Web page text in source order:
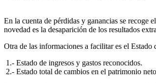
En la cuenta de pérdidas y ganancias se recoge
novedad es la desaparición de los resultados
Otra de las informaciones a facilitar es el Estado
1.- Estado de ingresos y gastos reconocidos.
2.- Estado total de cambios en el patrimonio neto